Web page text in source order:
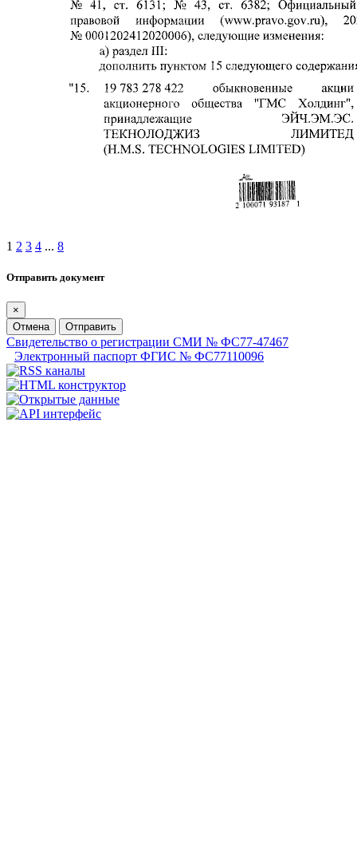
1 2 3 4 ... 8
Отправить документ
×
Отмена
Отправить
Свидетельство о регистрации СМИ № ФС77-47467
Электронный паспорт ФГИС № ФС77110096